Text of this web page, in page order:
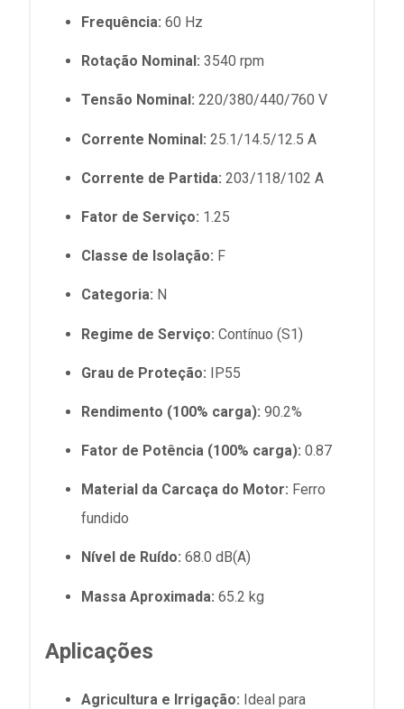
Frequência: 60 Hz
Rotação Nominal: 3540 rpm
Tensão Nominal: 220/380/440/760 V
Corrente Nominal: 25.1/14.5/12.5 A
Corrente de Partida: 203/118/102 A
Fator de Serviço: 1.25
Classe de Isolação: F
Categoria: N
Regime de Serviço: Contínuo (S1)
Grau de Proteção: IP55
Rendimento (100% carga): 90.2%
Fator de Potência (100% carga): 0.87
Material da Carcaça do Motor: Ferro
fundido
Nível de Ruído: 68.0 dB(A)
Massa Aproximada: 65.2 kg
Aplicações
Agricultura e Irrigação: Ideal para